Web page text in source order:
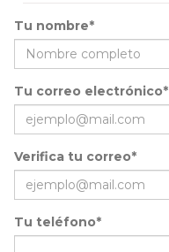
Tu nombre*
Tu correo electrónico*
Verifica tu correo*
Tu teléfono*